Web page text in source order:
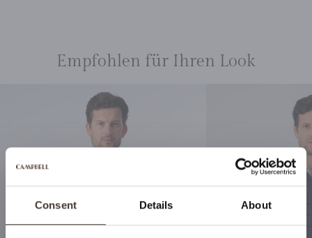
Consent Details About
Empfohlen für Ihren Look